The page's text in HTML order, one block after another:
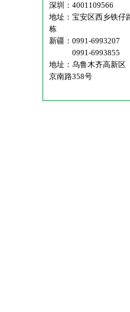
深圳：4001109566
地址：宝安区西乡铁仔
栋
新疆：0991-6993207
0991-6993855
地址：乌鲁木齐高新区
京南路358号